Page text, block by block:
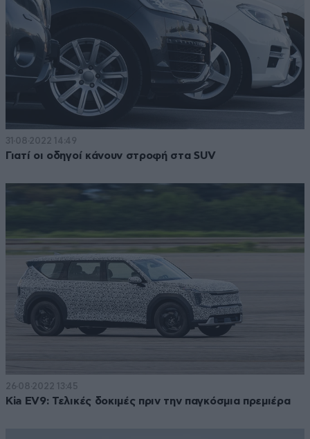
31·08·2022 14:49
Γιατί οι οδηγοί κάνουν στροφή στα SUV
26·08·2022 13:45
Kia EV9: Τελικές δοκιμές πριν την παγκόσμια πρεμιέρα